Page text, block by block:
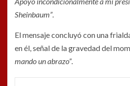
Sheinbaum”.
El mensaje concluyó con una
en él, señal de la gravedad del
mando un abrazo”.